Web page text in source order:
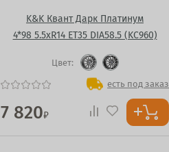
K&K Квант Дарк Платинум
4*98 5.5xR14 ET35 DIA58.5 (KC960)
Цвет:
есть под заказ
7 820₽